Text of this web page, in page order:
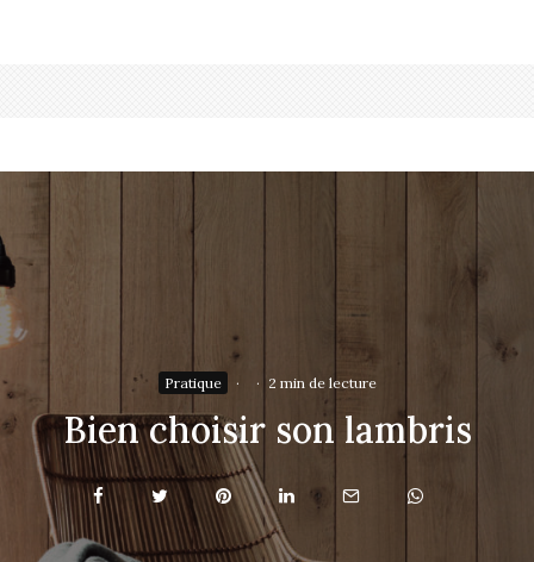
Pratique · · 2 min de lecture
Bien choisir son lambris